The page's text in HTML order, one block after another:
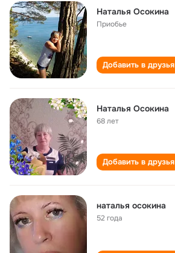
Наталья Осокина
Приобье
Добавить в друзья
Наталья Осокина
68 лет
Добавить в друзья
наталья осокина
52 года